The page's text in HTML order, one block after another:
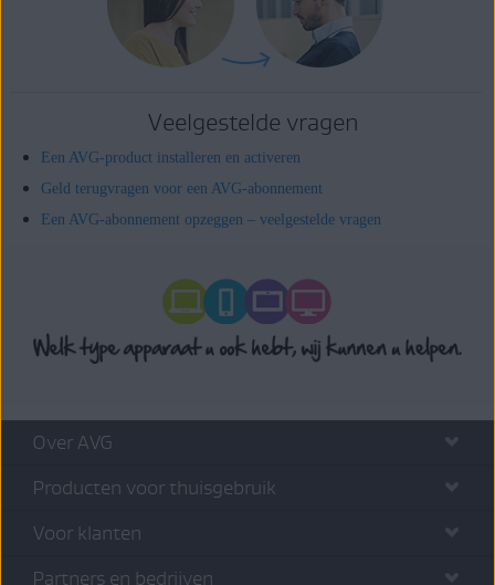
Veelgestelde vragen
Een AVG-product installeren en activeren
Geld terugvragen voor een AVG-abonnement
Een AVG-abonnement opzeggen – veelgestelde vragen
Over AVG
Producten voor thuisgebruik
Voor klanten
Partners en bedrijven